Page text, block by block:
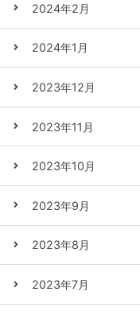
2024年2月
2024年1月
2023年12月
2023年11月
2023年10月
2023年9月
2023年8月
2023年7月